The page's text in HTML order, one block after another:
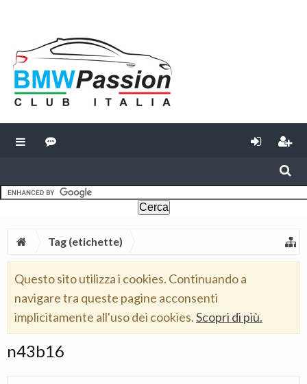
Tag (etichette)
Questo sito utilizza i cookies. Continuando a
navigare tra queste pagine acconsenti
implicitamente all'uso dei cookies.Scopri di più.
n43b16